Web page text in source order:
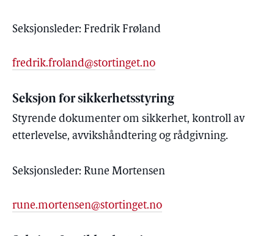
Seksjonsleder: Fredrik Frøland
fredrik.froland@stortinget.no
Seksjon for sikkerhetsstyring
Styrende dokumenter om sikkerhet, kontroll av
etterlevelse, avvikshåndtering og rådgivning.
Seksjonsleder: Rune Mortensen
rune.mortensen@stortinget.no